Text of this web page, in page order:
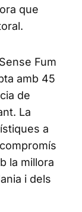
que
Fum
amb 45
de
La
a
la millora
i dels